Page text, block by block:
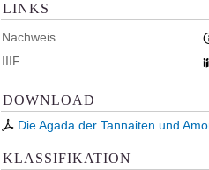
LINKS
Nachweis
IIIF
DOWNLOAD
Die Agada der Tannaiten und
KLASSIFIKATION